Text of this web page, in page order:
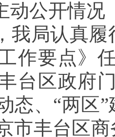
动公开情况
我局认真履
作要点》
台 区政府
态、 “两区
市丰台区商